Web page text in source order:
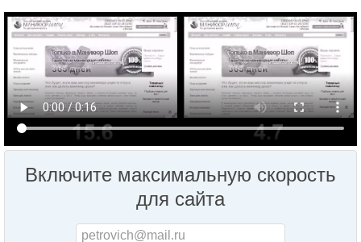
Включите максимальную скорость
для сайта